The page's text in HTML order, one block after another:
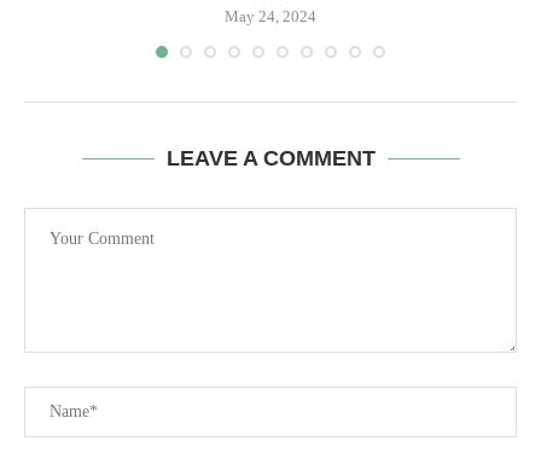
May 24, 2024
LEAVE A COMMENT